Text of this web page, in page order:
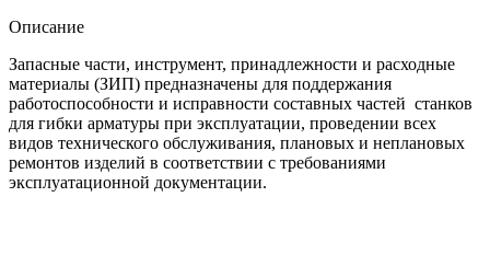
Описание
Запасные части, инструмент, принадлежности и расходные
материалы (ЗИП) предназначены для поддержания
работоспособности и исправности составных частей станков
для гибки арматуры при эксплуатации, проведении всех
видов технического обслуживания, плановых и неплановых
ремонтов изделий в соответствии с требованиями
эксплуатационной документации.